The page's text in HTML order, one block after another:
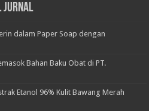
Jurnal
dalam Paper Soap dengan
Bahan Baku Obat di PT.
Etanol 96% Kulit Bawang Merah